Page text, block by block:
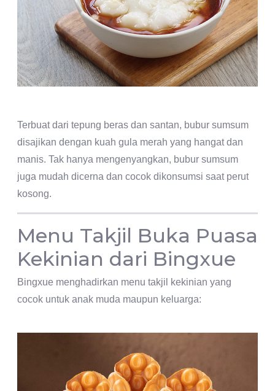
Terbuat dari tepung beras dan santan, bubur sumsum
disajikan dengan kuah gula merah yang hangat dan
manis. Tak hanya mengenyangkan, bubur sumsum
juga mudah dicerna dan cocok dikonsumsi saat perut
kosong.
Menu Takjil Buka Puasa
Kekinian dari Bingxue
Bingxue menghadirkan menu takjil kekinian yang
cocok untuk anak muda maupun keluarga: